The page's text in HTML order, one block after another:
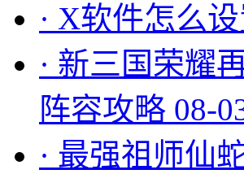
· X软件怎么
· 新三国荣耀
阵容攻略 08-
· 最强祖师仙